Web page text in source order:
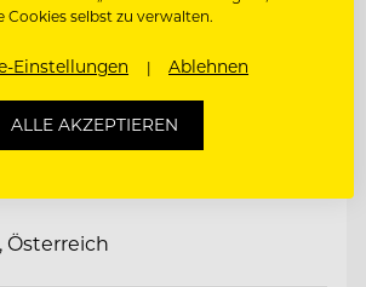
Österreich
Cookies selbst zu verwalten.
Einstellungen Ablehnen
ALLE AKZEPTIEREN